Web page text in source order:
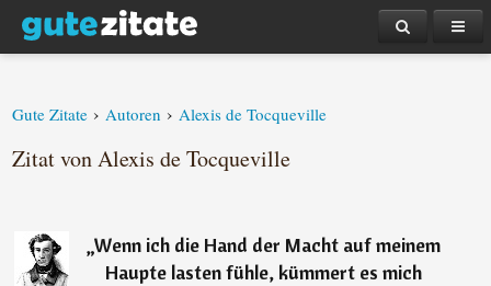
Gute Zitate › Autoren › Alexis de Tocqueville
Zitat von Alexis de Tocqueville
„Wenn ich die Hand der Macht auf meinem
Haupte lasten fühle, kümmert es mich